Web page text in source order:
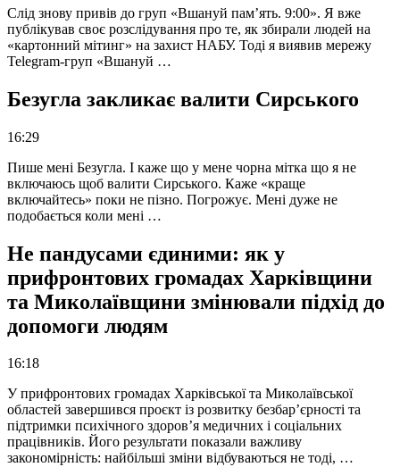
Слід знову привів до груп «Вшануй пам’ять. 9:00». Я вже
публікував своє розслідування про те, як збирали людей на
«картонний мітинг» на захист НАБУ. Тоді я виявив мережу
Telegram-груп «Вшануй …
Безугла закликає валити Сирського
16:29
Пише мені Безугла. І каже що у мене чорна мітка що я не
включаюсь щоб валити Сирського. Каже «краще
включайтесь» поки не пізно. Погрожує. Мені дуже не
подобається коли мені …
Не пандусами єдиними: як у
прифронтових громадах Харківщини
та Миколаївщини змінювали підхід до
допомоги людям
16:18
У прифронтових громадах Харківської та Миколаївської
областей завершився проєкт із розвитку безбар’єрності та
підтримки психічного здоров’я медичних і соціальних
працівників. Його результати показали важливу
закономірність: найбільші зміни відбуваються не тоді, …